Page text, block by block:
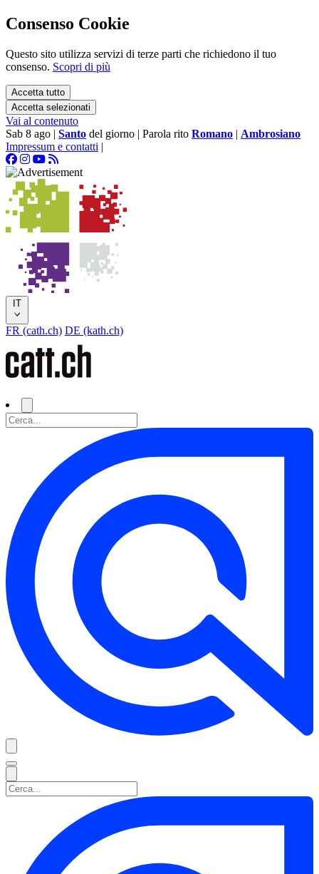
Consenso Cookie
Questo sito utilizza servizi di terze parti che richiedono il tuo
consenso. Scopri di più
Accetta tutto
Accetta selezionati
Vai al contenuto
Sab 8 ago | Santo del giorno | Parola rito Romano | Ambrosiano
Impressum e contatti |
IT
FR (cath.ch) DE (kath.ch)